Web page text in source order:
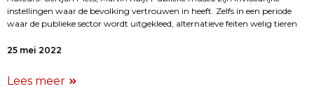
instellingen waar de bevolking vertrouwen in heeft. Zelfs in een periode
waar de publieke sector wordt uitgekleed, alternatieve feiten welig tieren
25 mei 2022
Lees meer